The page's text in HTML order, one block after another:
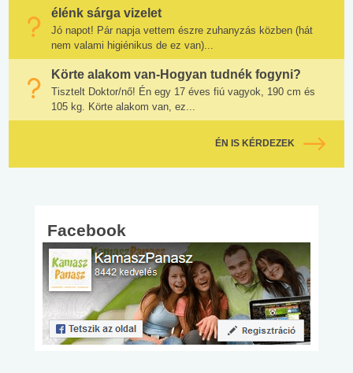
élénk sárga vizelet
Jó napot! Pár napja vettem észre zuhanyzás közben (hát
nem valami higiénikus de ez van)...
Körte alakom van-Hogyan tudnék fogyni?
Tisztelt Doktor/nő! Én egy 17 éves fiú vagyok, 190 cm és
105 kg. Körte alakom van, ez...
ÉN IS KÉRDEZEK
Facebook